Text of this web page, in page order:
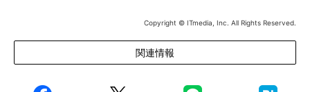
Copyright © ITmedia, Inc. All Rights Reserved.
関連情報